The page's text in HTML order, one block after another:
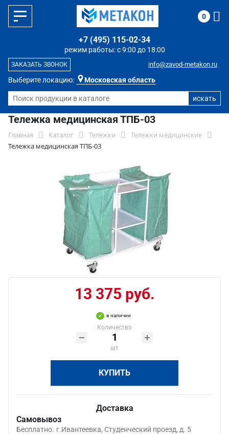
Выберите локацию: Московская область
режим работы: с 9:00 до 18:00
+7 (495) 115-02-34
info@zavod-metakon.ru
ЗАКАЗАТЬ ЗВОНОК
0
Тележка медицинская ТПБ-03
Главная Каталог Тележки
Тележки медицинские
Тележка медицинская ТПБ-03
13 375 руб.
в наличии
Количество
шт
КУПИТЬ
Доставка
Самовывоз
Бесплатно. г.Ивантеевка, Студенческий проезд, д. 5